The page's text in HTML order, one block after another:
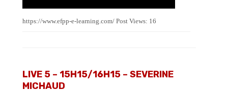
https://www.efpp-e-learning.com/ Post Views: 16
LIVE 5 – 15H15/16H15 – SEVERINE
MICHAUD